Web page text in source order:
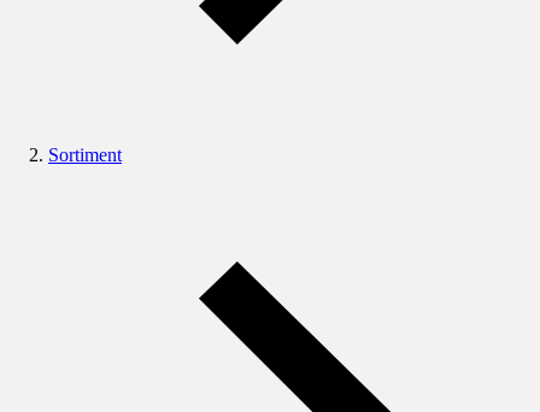
Sortiment